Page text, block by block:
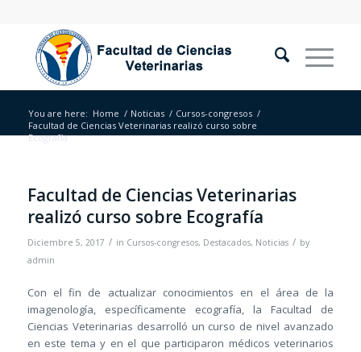
You are here: Home / Noticias / Cursos-congresos /
Facultad de Ciencias Veterinarias realizó curso sobre
Ecografía
Facultad de Ciencias Veterinarias
realizó curso sobre Ecografía
Diciembre 5, 2017 / in Cursos-congresos, Destacados, Noticias / by
admin
Con el fin de actualizar conocimientos en el área de la
imagenología, específicamente ecografía, la Facultad de
Ciencias Veterinarias desarrolló un curso de nivel avanzado
en este tema y en el que participaron médicos veterinarios